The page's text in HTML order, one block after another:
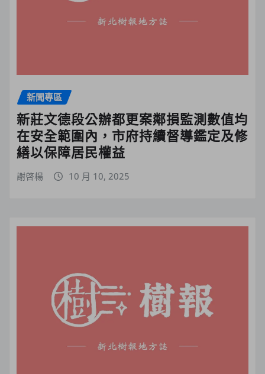
新聞專區
新莊文德段公辦都更案鄰損監測數值均
在安全範圍內，市府持續督導鑑定及修
繕以保障居民權益
謝啓楊 10 月 10, 2025